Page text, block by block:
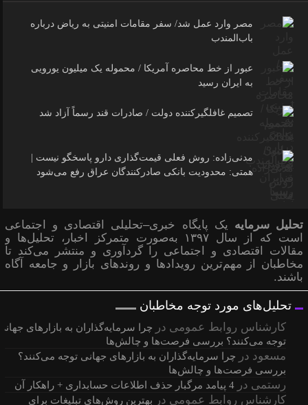
مصر وارد عمل شد/ سفر مقامات امنیتی به ریاض درباره
باب‌المندب
عبور از خط محاصره آمریکا / محموله یک میلیون یورویی
به ایران رسید
تصمیم غافلگیرکننده دولت / صادرات قند رسماً آزاد شد
مدنی‌زاده: روش فعلی قیمت‌گذاری دارو پاسخگو نیست |
همتی: محدودیت بانکی صادرکنندگان عراق رفع می‌شود
تحلیل سرمایه یک پایگاه خبری–تحلیلی اقتصادی و اجتماعی
است که از سال ۱۳۹۷ به‌صورت متمرکز اخبار، تحلیل‌ها و
مقالات اقتصادی و اجتماعی را گردآوری و منتشر می‌کند تا
مخاطبان از مهم‌ترین رویدادها و روندهای بازار و جامعه آگاه
باشند.
تحلیل‌های مورد توجه مخاطبان
کارشناس روابط عمومی در
چرا سرمایه‌گذاران به بازارهای
توجه می‌کنند؟ بررسی فرصت‌ها و چالش‌ها
مسعود در
چرا سرمایه‌گذاران به بازارهای جهانی توجه می‌کنند؟
بررسی فرصت‌ها و چالش‌ها
رستمی در 4 پیامد مرگبار حذف اطلاعات حسابداری + راهکار آن
کارشناس روابط عمومی در بهترین روش‌های تبلیغات برای